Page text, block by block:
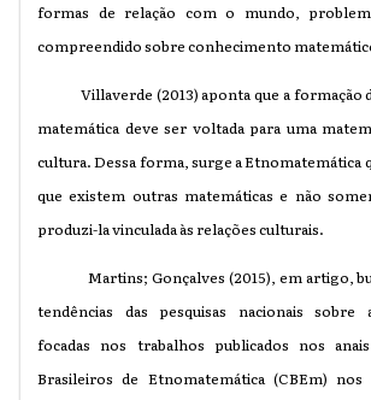
formas de relação com o mundo,
compreendido sobre conhecimento
Villaverde (2013) aponta que a formação
matemática deve ser voltada para uma
cultura. Dessa forma, surge a Etnomatemática
que existem outras matemáticas e não
produzi-la vinculada às relações culturais.
Martins; Gonçalves (2015), em artigo,
tendências das pesquisas nacionais sobre
focadas nos trabalhos publicados nos
Brasileiros de Etnomatemática (CBEm)